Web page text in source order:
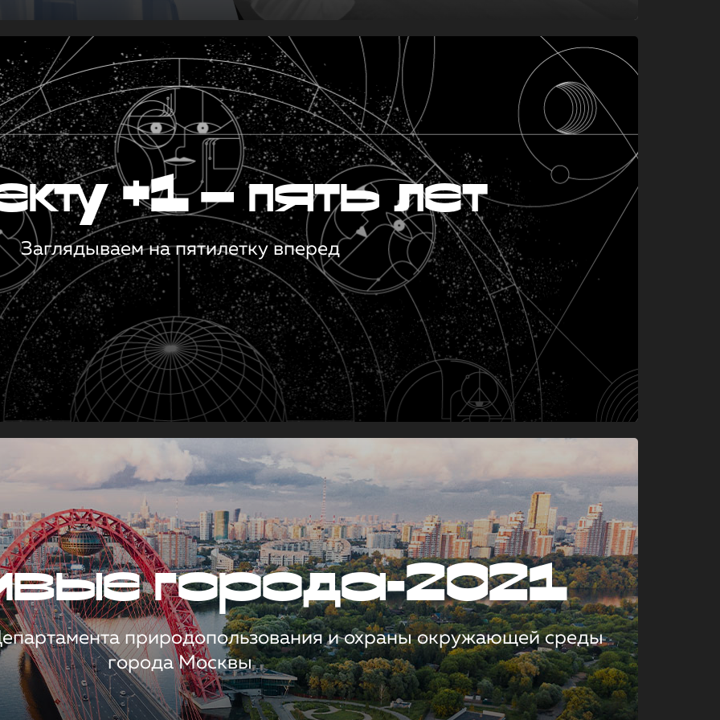
+1 — пять лет
Заглядываем на пятилетку вперед
города-2021
природопользования и охраны окружающей среды
города Москвы